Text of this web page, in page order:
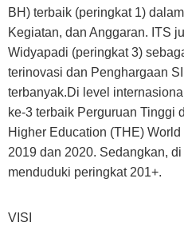
BH) terbaik (peringkat 1)
Kegiatan, dan Anggaran. ITS
Widyapadi (peringkat 3)
terinovasi dan Penghargaan
terbanyak.Di level
ke-3 terbaik Perguruan Tinggi
Higher Education (THE)
2019 dan 2020. Sedangkan,
menduduki peringkat 201+.
VISI